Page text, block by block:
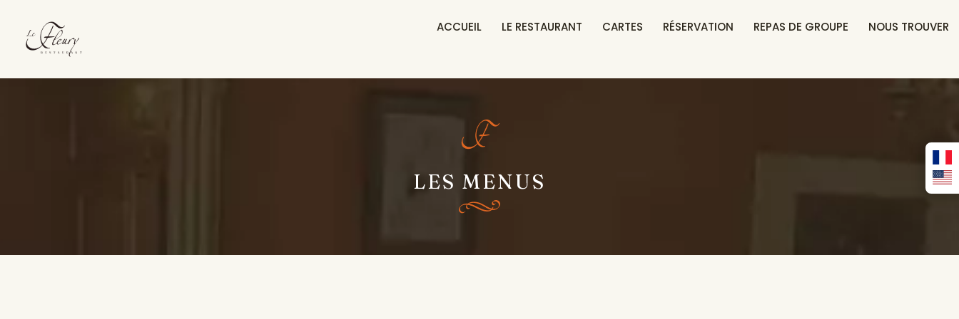
ACCUEIL LE RESTAURANT CARTES RÉSERVATION REPAS DE GROUPE NOUS TROUVER
LES MENUS